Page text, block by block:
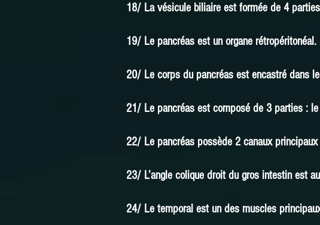
18/ La vésicule biliaire est formée de 4
19/ Le pancréas est un organe rétropéritonéal.
20/ Le corps du pancréas est encastré dans
21/ Le pancréas est composé de 3 parties :
22/ Le pancréas possède 2 canaux
23/ L’angle colique droit du gros intestin est
24/ Le temporal est un des muscles